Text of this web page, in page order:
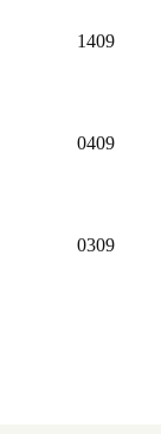
1409
0409
0309